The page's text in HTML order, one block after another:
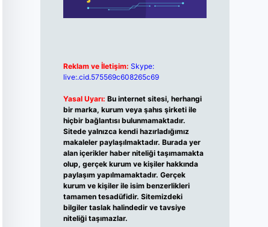
Reklam ve İletişim: Skype:
live:.cid.575569c608265c69
Yasal Uyarı: Bu internet sitesi, herhangi
bir marka, kurum veya şahıs şirketi ile
hiçbir bağlantısı bulunmamaktadır.
Sitede yalnızca kendi hazırladığımız
makaleler paylaşılmaktadır. Burada yer
alan içerikler haber niteliği taşımamakta
olup, gerçek kurum ve kişiler hakkında
paylaşım yapılmamaktadır. Gerçek
kurum ve kişiler ile isim benzerlikleri
tamamen tesadüfidir. Sitemizdeki
bilgiler taslak halindedir ve tavsiye
niteliği taşımazlar.